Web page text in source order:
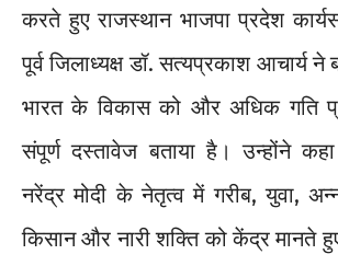
करते हुए राजस्थान भाजपा प्रदेश
पूर्व जिलाध्यक्ष डॉ. सत्यप्रकाश आचार्य
भारत के विकास को और अधिक गति
संपूर्ण दस्तावेज बताया है। उन्होंने
नरेंद्र मोदी के नेतृत्व में गरीब, युवा,
किसान और नारी शक्ति को केंद्र मानते